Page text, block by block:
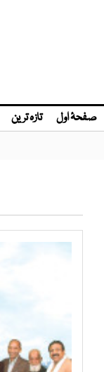
صفحۂ اول تازہ ترین